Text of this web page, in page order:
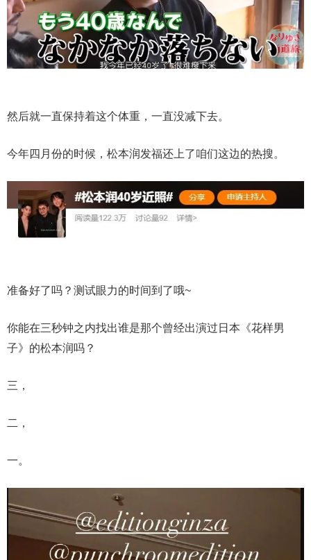
然后就一直保持着这个体重，一直没减下去。
今年四月份的时候，松本润发福还上了咱们这边的热搜。
准备好了吗？测试眼力的时间到了哦~
你能在三秒钟之内找出谁是那个曾经出演过日本《花样男
子》的松本润吗？
三，
二，
一。